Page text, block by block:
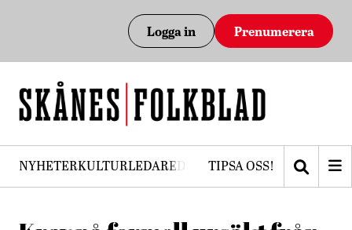
Logga in Prenumerera
NYHETERKULTURLEDAREDEBATTPRENUMERERA
TIPSA OSS!